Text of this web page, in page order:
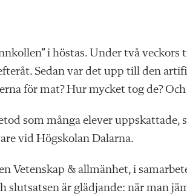
i höstas. Under två veckors
Sedan var det upp till den
för mat? Hur mycket tog de? Och
som många elever uppskattade,
vid Högskolan Dalarna.
Vetenskap & allmänhet, i
slutsatsen är glädjande: när man